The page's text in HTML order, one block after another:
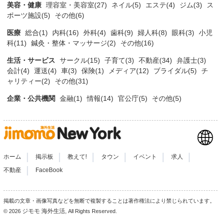
美容・健康 理容室・美容室(27) ネイル(5) エステ(4) ジム(3)
ス
ポーツ施設(5)
その他(6)
医療 総合(1) 内科(16) 外科(4) 歯科(9) 婦人科(8) 眼科(3)
小児
科(11)
鍼灸・整体・マッサージ(2) その他(16)
生活・サービス サークル(15) 子育て(3) 不動産(34)
弁護士(3)
会計(4)
運送(4) 車(3) 保険(1) メディア(12) ブライダル(5)
チ
ャリティー(2)
その他(31)
企業・公共機関 金融(1) 情報(14) 官公庁(5) その他(5)
ホーム 掲示板 教えて! タウン イベント 求人
不動産 FaceBook
掲載の文章・画像写真などを無断で複製することは著作権法により禁じられています。
© 2026 ジモモ 海外生活 , All Rights Reserved.